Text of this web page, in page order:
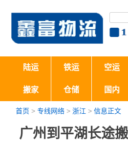
陆运 铁运 空运
搬家 仓储 国内
首页 >专线网络 >浙江 >信息正文
广州到平湖长途